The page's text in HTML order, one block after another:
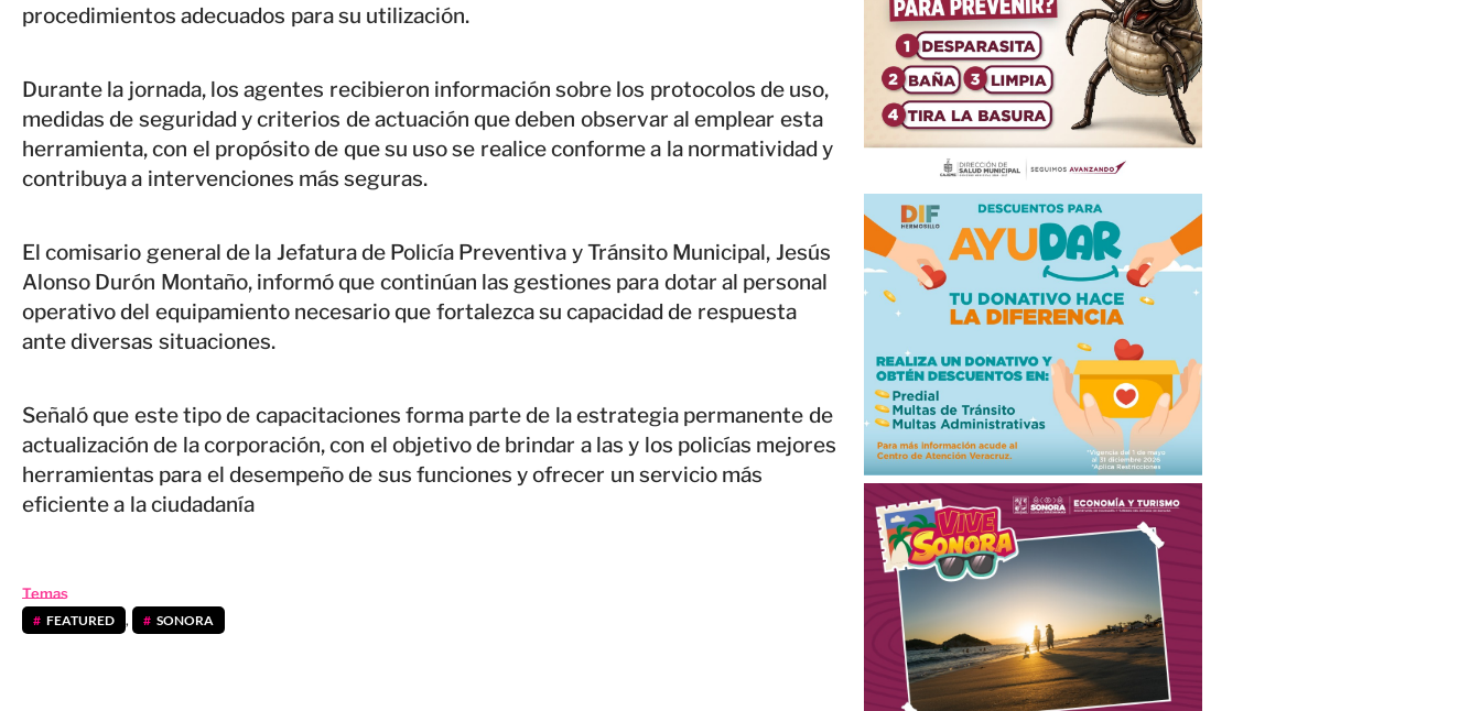
procedimientos adecuados para su utilización.
Durante la jornada, los agentes recibieron información sobre los protocolos de uso,
medidas de seguridad y criterios de actuación que deben observar al emplear esta
herramienta, con el propósito de que su uso se realice conforme a la normatividad y
contribuya a intervenciones más seguras.
El comisario general de la Jefatura de Policía Preventiva y Tránsito Municipal, Jesús
Alonso Durón Montaño, informó que continúan las gestiones para dotar al personal
operativo del equipamiento necesario que fortalezca su capacidad de respuesta
ante diversas situaciones.
Señaló que este tipo de capacitaciones forma parte de la estrategia permanente de
actualización de la corporación, con el objetivo de brindar a las y los policías mejores
herramientas para el desempeño de sus funciones y ofrecer un servicio más
eficiente a la ciudadanía
Temas
FEATURED , SONORA